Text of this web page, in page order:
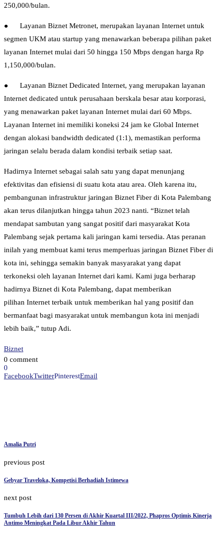
250,000/bulan.
● Layanan Biznet Metronet, merupakan layanan Internet untuk
segmen UKM atau startup yang menawarkan beberapa pilihan paket
layanan Internet mulai dari 50 hingga 150 Mbps dengan harga Rp
1,150,000/bulan.
● Layanan Biznet Dedicated Internet, yang merupakan layanan
Internet dedicated untuk perusahaan berskala besar atau korporasi,
yang menawarkan paket layanan Internet mulai dari 60 Mbps.
Layanan Internet ini memiliki koneksi 24 jam ke Global Internet
dengan alokasi bandwidth dedicated (1:1), memastikan performa
jaringan selalu berada dalam kondisi terbaik setiap saat.
Hadirnya Internet sebagai salah satu yang dapat menunjang
efektivitas dan efisiensi di suatu kota atau area. Oleh karena itu,
pembangunan infrastruktur jaringan Biznet Fiber di Kota Palembang
akan terus dilanjutkan hingga tahun 2023 nanti. “Biznet telah
mendapat sambutan yang sangat positif dari masyarakat Kota
Palembang sejak pertama kali jaringan kami tersedia. Atas peranan
inilah yang membuat kami terus memperluas jaringan Biznet Fiber di
kota ini, sehingga semakin banyak masyarakat yang dapat
terkoneksi oleh layanan Internet dari kami. Kami juga berharap
hadirnya Biznet di Kota Palembang, dapat memberikan
pilihan Internet terbaik untuk memberikan hal yang positif dan
bermanfaat bagi masyarakat untuk membangun kota ini menjadi
lebih baik,” tutup Adi.
Biznet
0 comment
0
FacebookTwitterPinterestEmail
Amalia Putri
previous post
Gebyar Traveloka, Kompetisi Berhadiah Istimewa
next post
Tumbuh Lebih dari 130 Persen di Akhir Kuartal III/2022, Phapros Optimis Kinerja
Antimo Meningkat Pada Libur Akhir Tahun